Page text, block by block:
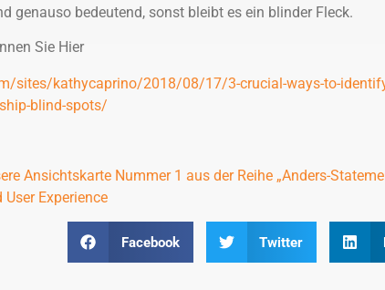
genauso bedeutend, sonst bleibt es ein blinder Fleck.
Sie Hier
sites/kathycaprino/2018/08/17/3-crucial-ways-to-
blind-spots/
Ansichtskarte Nummer 1 aus der Reihe „Anders-
Experience
Facebook Twitter